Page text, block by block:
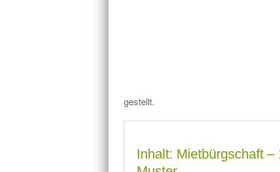
gestellt.
Inhalt: Mietbürgschaft